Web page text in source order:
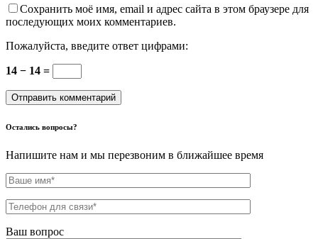
Сохранить моё имя, email и адрес сайта в этом браузере для
последующих моих комментариев.
Пожалуйста, введите ответ цифрами:
14 − 14 =
Остались вопросы?
Напишите нам и мы перезвоним в ближайшее время
Ваш вопрос